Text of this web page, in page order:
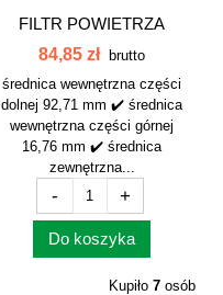
FILTR POWIETRZA
WEWNĘTRZNY...
84,85 zł brutto
średnica wewnętrzna części
dolnej 92,71 mm ✔️ średnica
wewnętrzna części górnej
16,76 mm ✔️ średnica
zewnętrzna...
- +
Do koszyka
Kupiło 7 osób